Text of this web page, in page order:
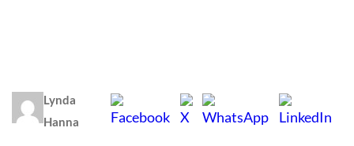
Lynda
Hanna